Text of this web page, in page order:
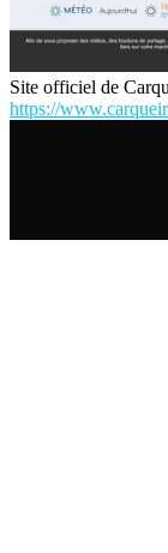
Site officiel de
https://